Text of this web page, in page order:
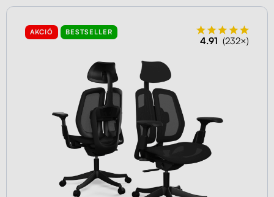
AKCIÓ BESTSELLER
4.91 (232×)